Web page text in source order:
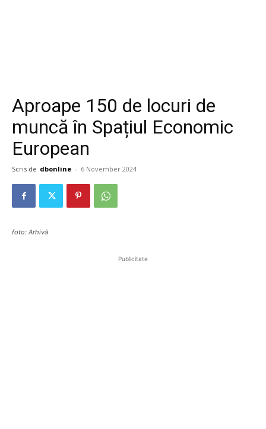
Aproape 150 de locuri de
muncă în Spațiul Economic
European
Scris de dbonline - 6 November 2024
foto: Arhivă
Publicitate